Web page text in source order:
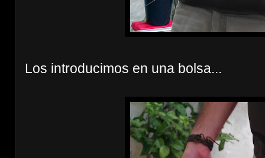
Los introducimos en una bolsa...